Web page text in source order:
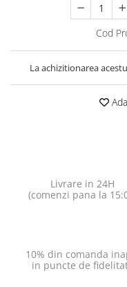
Cod
La achizitionarea
Livrare in 24H
(comenzi pana la
10% din comanda
in puncte de